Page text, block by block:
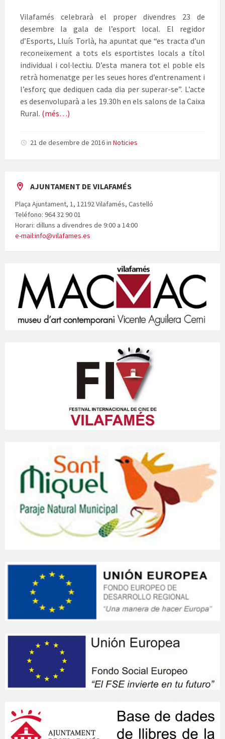
Vilafamés celebrarà el proper divendres 23 de
desembre la gala de l’esport local. El regidor
d’Esports, Lluís Torlà, ha apuntat que “es tracta d’un
reconeixement a tots els esportistes locals a títol
individual i col·lectiu. D’esta manera tot el poble els
retrà homenatge per les seues hores d’entrenament i
l’esforç que dediquen cada dia per superar-se”. L’acte
es desenvoluparà a les 19.30h en els salons de la Caixa
Rural. (més…)
21 de desembre de 2016in Noticies
AJUNTAMENT DE VILAFAMÉS
Plaça Ajuntament, 1, 12192 Vilafamés, Castelló
Teléfono: 964 32 90 01
Horari: dilluns a divendres de 9:00 a 14:00
e-mail:info@vilafames.es